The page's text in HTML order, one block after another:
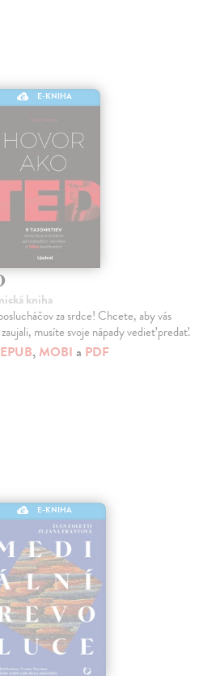
E-KNIHA
kniha
za srdce! Chcete, aby vás
musíte svoje nápady vedieť predať.
EPUB, MOBI a PDF
E-KNIHA